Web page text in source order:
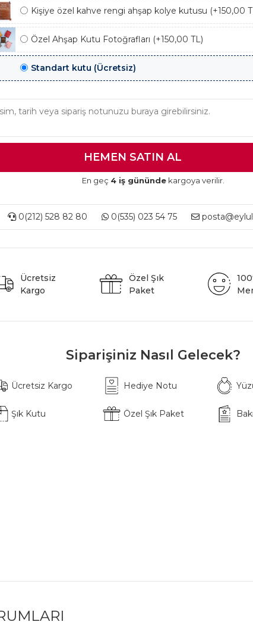
Kişiye özel kahve rengi ahşap kolye kutusu (+150,00
Özel Ahşap Kutu Fotoğrafları (+150,00 TL)
Standart kutu (Ücretsiz)
En geç 4 iş gününde kargoya verilir.
0(212) 528 82 80 0(535) 023 54 75
Ücretsiz
Kargo
Özel Şık
Paket
Siparişiniz Nasıl Gelecek?
Ücretsiz Kargo Hediye Notu
Şık Kutu Özel Şık Paket